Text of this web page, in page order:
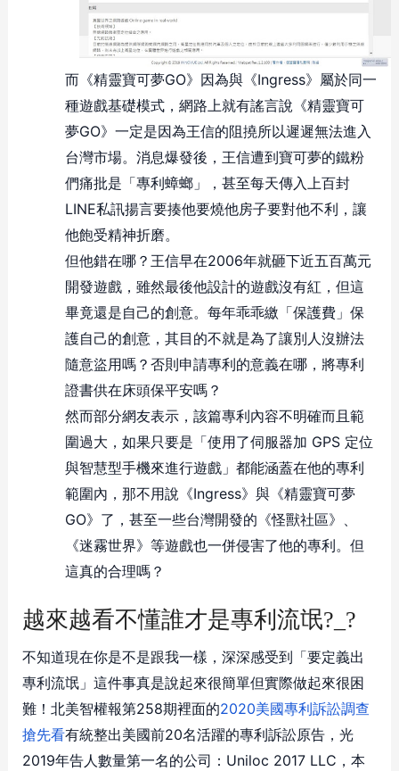
而《精靈寶可夢GO》因為與《Ingress》屬於同一
種遊戲基礎模式，網路上就有謠言說《精靈寶可
夢GO》一定是因為王信的阻撓所以遲遲無法進入
台灣市場。消息爆發後，王信遭到寶可夢的鐵粉
們痛批是「專利蟑螂」，甚至每天傳入上百封
LINE私訊揚言要揍他要燒他房子要對他不利，讓
他飽受精神折磨。
但他錯在哪？王信早在2006年就砸下近五百萬元
開發遊戲，雖然最後他設計的遊戲沒有紅，但這
畢竟還是自己的創意。每年乖乖繳「保護費」保
護自己的創意，其目的不就是為了讓別人沒辦法
隨意盜用嗎？否則申請專利的意義在哪，將專利
證書供在床頭保平安嗎？
然而部分網友表示，該篇專利內容不明確而且範
圍過大，如果只要是「使用了伺服器加 GPS 定位
與智慧型手機來進行遊戲」都能涵蓋在他的專利
範圍內，那不用說《Ingress》與《精靈寶可夢
GO》了，甚至一些台灣開發的《怪獸社區》、
《迷霧世界》等遊戲也一併侵害了他的專利。但
這真的合理嗎？
越來越看不懂誰才是專利流氓?_?
不知道現在你是不是跟我一樣，深深感受到「要定義出
專利流氓」這件事真是說起來很簡單但實際做起來很困
難！北美智權報第258期裡面的2020美國專利訴訟調查
搶先看有統整出美國前20名活躍的專利訴訟原告，光
2019年告人數量第一名的公司：Uniloc 2017 LLC，本